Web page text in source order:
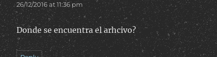
26/12/2016 at 11:36 pm
Donde se encuentra el arhcivo?